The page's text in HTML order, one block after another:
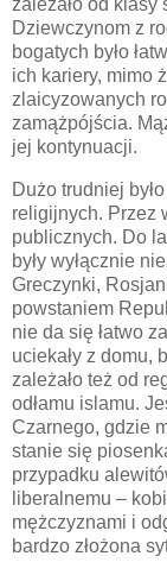
zależało od klasy
Dziewczynom z
bogatych było
ich kariery, mimo
zlaicyzowanych
zamążpójścia.
jej kontynuacji.
Dużo trudniej
religijnych. Przez
publicznych. Do
były wyłącznie
Greczynki,
powstaniem
nie da się łatwo
uciekały z domu,
zależało też od
odłamu islamu.
Czarnego, gdzie
stanie się
przypadku
liberalnemu –
mężczyznami i
bardzo złożona